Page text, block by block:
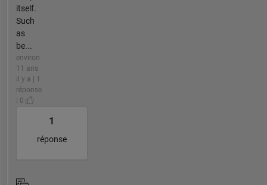
itself.
Such
as
be...
environ
11 ans
il y a | 1
réponse
| 0
1
réponse